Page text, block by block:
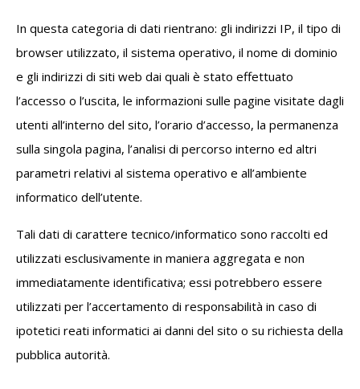
In questa categoria di dati rientrano: gli indirizzi IP, il tipo di
browser utilizzato, il sistema operativo, il nome di dominio
e gli indirizzi di siti web dai quali è stato effettuato
l’accesso o l’uscita, le informazioni sulle pagine visitate dagli
utenti all’interno del sito, l’orario d’accesso, la permanenza
sulla singola pagina, l’analisi di percorso interno ed altri
parametri relativi al sistema operativo e all’ambiente
informatico dell’utente.
Tali dati di carattere tecnico/informatico sono raccolti ed
utilizzati esclusivamente in maniera aggregata e non
immediatamente identificativa; essi potrebbero essere
utilizzati per l’accertamento di responsabilità in caso di
ipotetici reati informatici ai danni del sito o su richiesta della
pubblica autorità.